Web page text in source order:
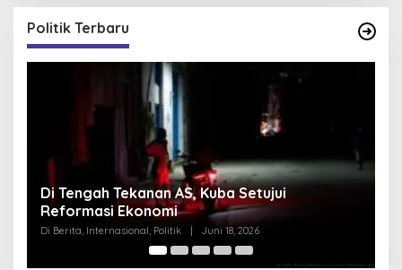
Politik Terbaru
Pentagon Hapus Kata ‘Indo’ dari Komando
Indo-Pasifik, Mengapa?
Di Berita, Internasional, Politik Juni 18, 2026